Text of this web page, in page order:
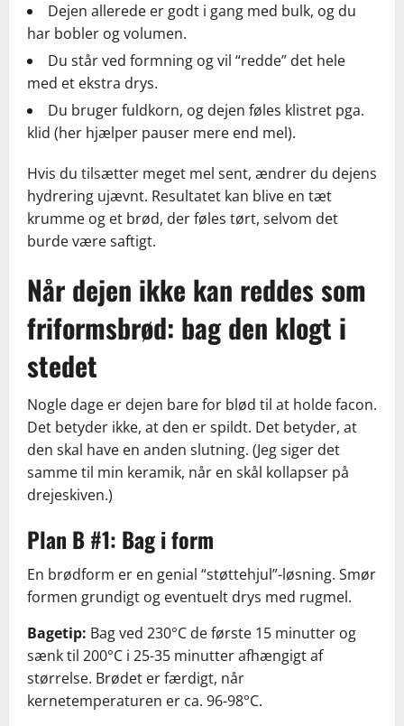
Dejen allerede er godt i gang med bulk, og du
har bobler og volumen.
Du står ved formning og vil “redde” det hele
med et ekstra drys.
Du bruger fuldkorn, og dejen føles klistret pga.
klid (her hjælper pauser mere end mel).
Hvis du tilsætter meget mel sent, ændrer du dejens
hydrering ujævnt. Resultatet kan blive en tæt
krumme og et brød, der føles tørt, selvom det
burde være saftigt.
Når dejen ikke kan reddes som
friformsbrød: bag den klogt i
stedet
Nogle dage er dejen bare for blød til at holde facon.
Det betyder ikke, at den er spildt. Det betyder, at
den skal have en anden slutning. (Jeg siger det
samme til min keramik, når en skål kollapser på
drejeskiven.)
Plan B #1: Bag i form
En brødform er en genial “støttehjul”-løsning. Smør
formen grundigt og eventuelt drys med rugmel.
Bagetip: Bag ved 230°C de første 15 minutter og
sænk til 200°C i 25-35 minutter afhængigt af
størrelse. Brødet er færdigt, når
kernetemperaturen er ca. 96-98°C.